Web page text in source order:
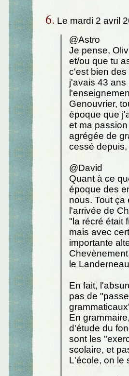
6. Le mardi 2 avril
@Astro
Je pense,
et/ou que tu
c'est bien
j'avais 43 ans
Genouvrier,
époque que
et ma
agrégée de
cessé depuis,
@David
Quant à ce
époque des
nous. Tout ça
l'arrivée de
"la récré était
mais avec
importante
le
En fait,
pas de
En
d'étude du
sont les
scolaire, et
L'école, on le